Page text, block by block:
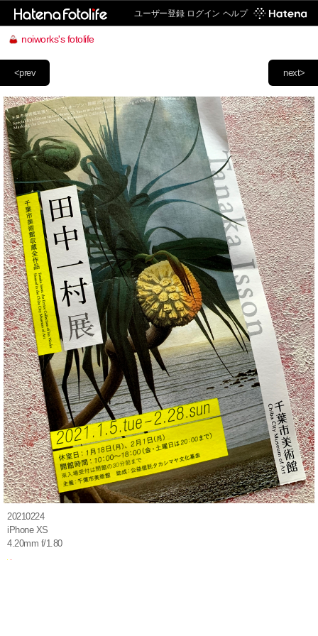
ユーザー登録 ログイン ヘルプ
noiworks's fotolife
next>
<prev
20210224
iPhone XS
4.20mm f/1.80